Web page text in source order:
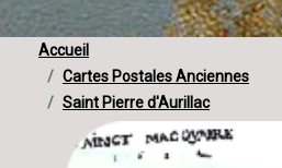
Accueil
Cartes Postales Anciennes
Saint Pierre d'Aurillac